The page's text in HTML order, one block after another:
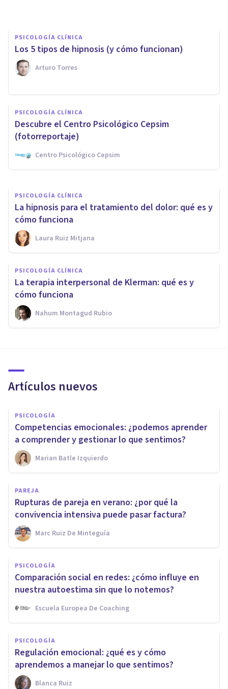
PSICOLOGÍA CLÍNICA
Los 5 tipos de hipnosis (y cómo funcionan)
Arturo Torres
PSICOLOGÍA CLÍNICA
Descubre el Centro Psicológico Cepsim
(fotorreportaje)
Centro Psicológico Cepsim
PsicoAbreu: 20 años de
psicoterapia en Málaga
Psicoabreu
PSICOLOGÍA CLÍNICA
La hipnosis para el tratamiento del dolor: qué es y
cómo funciona
Laura Ruiz Mitjana
PSICOLOGÍA CLÍNICA
La terapia interpersonal de Klerman: qué es y
cómo funciona
Nahum Montagud Rubio
Artículos nuevos
PSICOLOGÍA
Competencias emocionales: ¿podemos aprender
a comprender y gestionar lo que sentimos?
Marian Batle Izquierdo
PAREJA
Rupturas de pareja en verano: ¿por qué la
convivencia intensiva puede pasar factura?
Marc Ruiz De Minteguía
PSICOLOGÍA
Comparación social en redes: ¿cómo influye en
nuestra autoestima sin que lo notemos?
Escuela Europea De Coaching
PSICOLOGÍA
Regulación emocional: ¿qué es y cómo
aprendemos a manejar lo que sentimos?
Blanca Ruiz